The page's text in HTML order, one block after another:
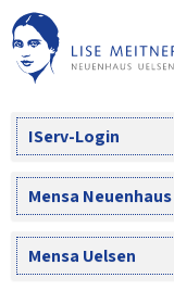
Skip
to
content
IServ-Login
Mensa Neuenhaus
Mensa Uelsen